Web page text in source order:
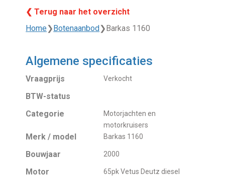
❮ Terug naar het overzicht
Home❯ Botenaanbod ❯ Barkas 1160
Algemene specificaties
Vraagprijs Verkocht
BTW-status
Categorie
Motorjachten en
motorkruisers
Merk / model Barkas 1160
Bouwjaar 2000
Motor 65pk Vetus Deutz diesel